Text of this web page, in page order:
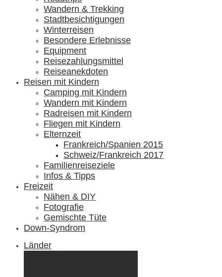
Wandern & Trekking
Stadtbesichtigungen
Winterreisen
Besondere Erlebnisse
Equipment
Reisezahlungsmittel
Reiseanekdoten
Reisen mit Kindern
Camping mit Kindern
Wandern mit Kindern
Radreisen mit Kindern
Fliegen mit Kindern
Elternzeit
Frankreich/Spanien 2015
Schweiz/Frankreich 2017
Familienreiseziele
Infos & Tipps
Freizeit
Nähen & DIY
Fotografie
Gemischte Tüte
Down-Syndrom
Länder